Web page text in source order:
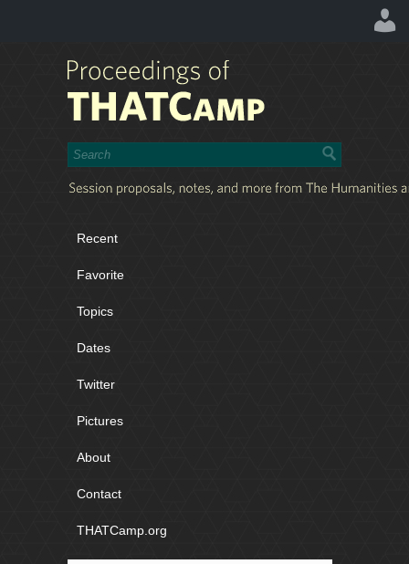
Recent
Favorite
Topics
Dates
Twitter
Pictures
About
Contact
THATCamp.org